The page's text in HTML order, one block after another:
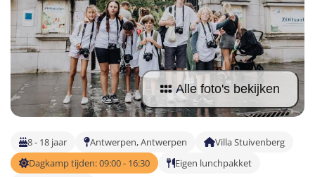
Malta
Nederland
Buitenland
Surfkampen Buitenland
Surfkampen 18+
Taalvakanties Duits
Taalvakanties Italiaans
Alle foto's bekijken
8 - 18 jaar Antwerpen, Antwerpen
Villa Stuivenberg
Dagkamp tijden: 09:00 - 16:30
Eigen lunchpakket